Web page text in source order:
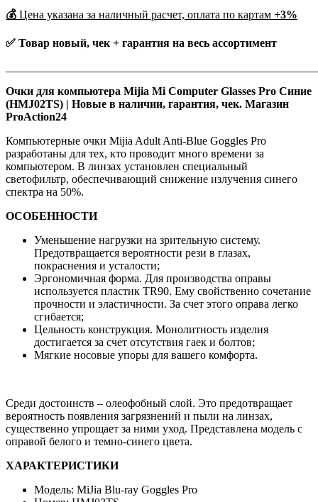
💰 Цена указана за наличный расчет, оплата по картам +3%
✅ Товар новый, чек + гарантия на весь ассортимент
Очки для компьютера Mijia Mi Computer Glasses Pro Синие
(HMJ02TS) | Новые в наличии, гарантия, чек. Магазин
ProAction24
Компьютерные очки Mijia Adult Anti-Blue Goggles Pro
разработаны для тех, кто проводит много времени за
компьютером. В линзах установлен специальный
светофильтр, обеспечивающий снижение излучения синего
спектра на 50%.
ОСОБЕННОСТИ
Уменьшение нагрузки на зрительную систему.
Предотвращается вероятности рези в глазах,
покраснения и усталости;
Эргономичная форма. Для производства оправы
используется пластик TR90. Ему свойственно сочетание
прочности и эластичности. За счет этого оправа легко
сгибается;
Цельность конструкция. Монолитность изделия
достигается за счет отсутствия гаек и болтов;
Мягкие носовые упоры для вашего комфорта.
Среди достоинств – олеофобный слой. Это предотвращает
вероятность появления загрязнений и пыли на линзах,
существенно упрощает за ними уход. Представлена модель с
оправой белого и темно-синего цвета.
ХАРАКТЕРИСТИКИ
Модель: MiJia Blu-ray Goggles Pro